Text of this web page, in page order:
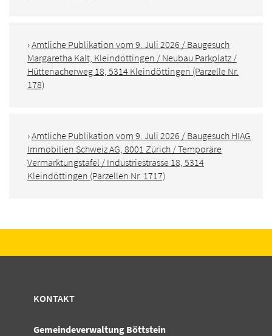
›Amtliche Publikation vom 9. Juli 2026 / Baugesuch
Margaretha Kalt, Kleindöttingen / Neubau Parkplatz /
Hüttenacherweg 18, 5314 Kleindöttingen (Parzelle Nr.
178)
›Amtliche Publikation vom 9. Juli 2026 / Baugesuch HIAG
Immobilien Schweiz AG, 8001 Zürich / Temporäre
Vermarktungstafel / Industriestrasse 18, 5314
Kleindöttingen (Parzellen Nr. 1717)
KONTAKT
Gemeindeverwaltung Böttstein